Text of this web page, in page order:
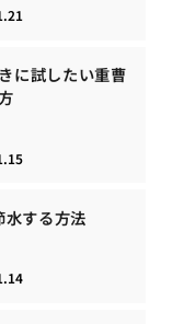
に試したい重曹
水する方法